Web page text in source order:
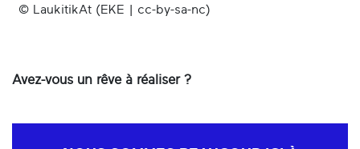
© LaukitikAt (EKE | cc-by-sa-nc)
Avez-vous un rêve à réaliser ?